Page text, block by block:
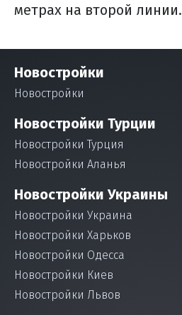
метрах на второй линии.
Новостройки
Новостройки
Новостройки Турции
Новостройки Турция
Новостройки Аланья
Новостройки Украины
Новостройки Украина
Новостройки Харьков
Новостройки Одесса
Новостройки Киев
Новостройки Львов